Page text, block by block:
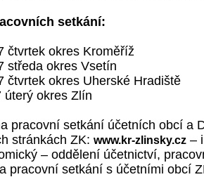
setkání:
čtvrtek okres Kroměříž
středa okres Vsetín
čtvrtek okres Uherské Hradiště
úterý okres Zlín
pracovní setkání účetních obcí a
stránkách ZK: www.kr-zlinsky.cz –
– oddělení účetnictví,
pracovní setkání s účetními obcí